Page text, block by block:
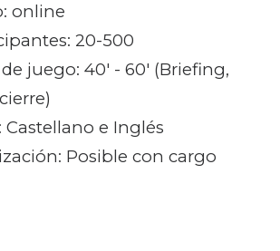
online
20-500
juego: 40' - 60' (Briefing,
Castellano e Inglés
Posible con cargo